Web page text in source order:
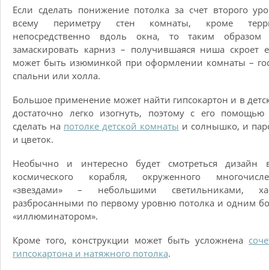
Если сделать понижение потолка за счет второго
всему периметру стен комнаты, кроме
непосредственно вдоль окна, то таким
замаскировать карниз – получившаяся ниша скроет
может быть изюминкой при оформлении комнаты –
спальни или холла.
Большое применение может найти гипсокартон и в
достаточно легко изогнуть, поэтому с его
сделать на потолке детской комнаты и солнышко, и
и цветок.
Необычно и интересно будет смотреться дизайн
космического корабля, окруженного
«звездами» – небольшими светильниками,
разбросанными по первому уровню потолка и одним
«иллюминатором».
Кроме того, конструкции может быть усложнена
гипсокартона и натяжного потолка.